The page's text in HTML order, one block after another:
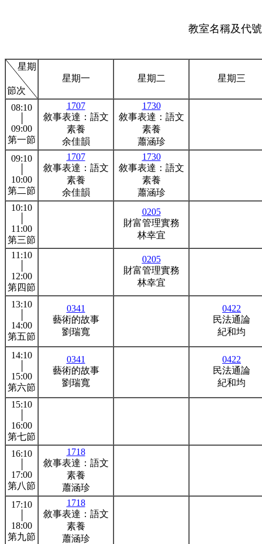
教室名稱及代
星期
節次
星期一 星期二 星期三
08:10
09:00
第一節
1707
敘事表達：語文
素養
余佳韻
1730
敘事表達：語文
素養
蕭涵珍
09:10
10:00
第二節
1707
敘事表達：語文
素養
余佳韻
1730
敘事表達：語文
素養
蕭涵珍
10:10
11:00
第三節
0205
財富管理實務
林幸宜
11:10
12:00
第四節
0205
財富管理實務
林幸宜
13:10
14:00
第五節
0341
藝術的故事
劉瑞寬
0422
民法通論
紀和均
14:10
15:00
第六節
0341
藝術的故事
劉瑞寬
0422
民法通論
紀和均
15:10
16:00
第七節
16:10
17:00
第八節
1718
敘事表達：語文
素養
蕭涵珍
17:10
18:00
第九節
1718
敘事表達：語文
素養
蕭涵珍